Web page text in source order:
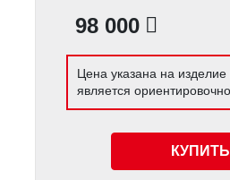
98 000
Цена указана на
является
КУПИТЬ